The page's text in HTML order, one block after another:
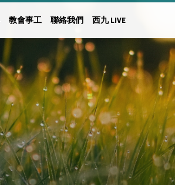
教會事工 聯絡我們 西九 LIVE